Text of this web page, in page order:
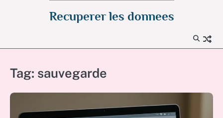
Recuperer les donnees
Tag: sauvegarde